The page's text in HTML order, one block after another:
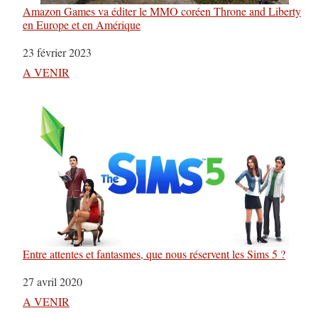
Amazon Games va éditer le MMO coréen Throne and Liberty
en Europe et en Amérique
Date
23 février 2023
Par rapport à
A VENIR
Entre attentes et fantasmes, que nous réservent les Sims 5 ?
Date
27 avril 2020
Par rapport à
A VENIR